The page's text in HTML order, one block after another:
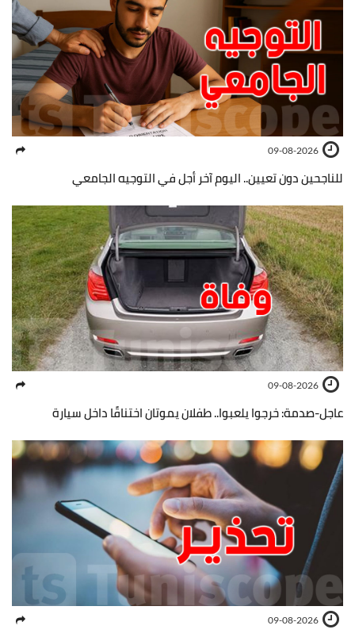
09-08-2026
للناجحين دون تعيين.. اليوم آخر أجل في التوجيه الجامعي
09-08-2026
عاجل-صدمة: خرجوا يلعبوا.. طفلان يموتان اختناقًا داخل سيارة
09-08-2026